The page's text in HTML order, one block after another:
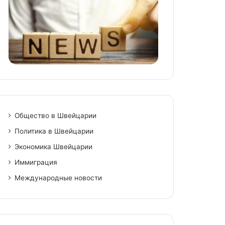
Общество в Швейцарии
Политика в Швейцарии
Экономика Швейцарии
Иммиграция
Международные новости